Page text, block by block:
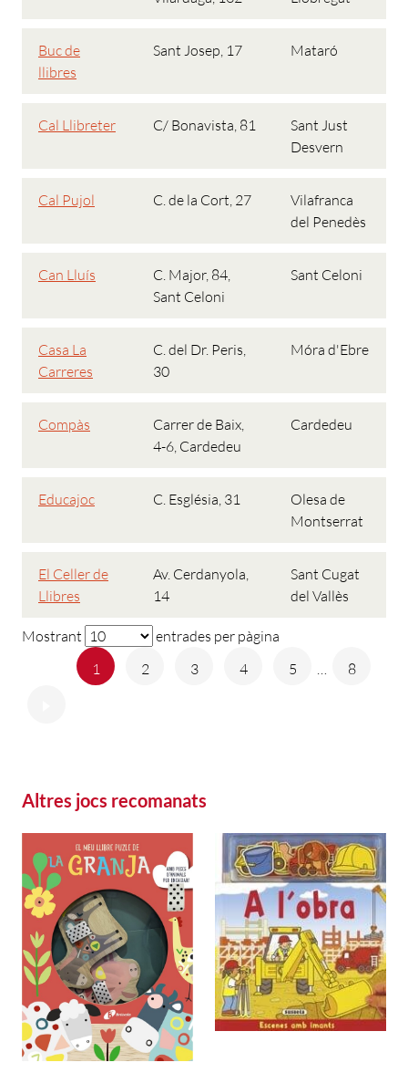
Buc de
llibres
Sant Josep, 17 Mataró
Cal Llibreter C/ Bonavista, 81
Sant Just
Desvern
Cal Pujol C. de la Cort, 27
Vilafranca
del Penedès
Can Lluís
C. Major, 84,
Sant Celoni
Sant Celoni
Casa La
Carreres
C. del Dr. Peris,
30
Móra d'Ebre
Compàs
Carrer de Baix,
4-6, Cardedeu
Cardedeu
Educajoc C. Església, 31
Olesa de
Montserrat
El Celler de
Llibres
Av. Cerdanyola,
14
Sant Cugat
del Vallès
Mostrant
entrades per pàgina
Anterior
1 2 3 4 5 …
8
Altres jocs recomanats